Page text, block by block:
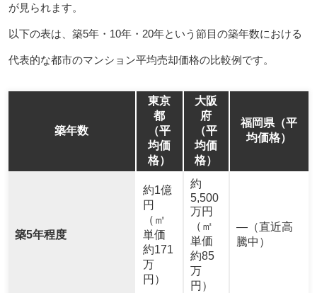
が見られます。
以下の表は、築5年・10年・20年という節目の築年数における
代表的な都市のマンション平均売却価格の比較例です。
築年数
東京
都
（平
均価
格）
大阪
府
（平
均価
格）
福岡県（平
均価格）
築5年程度
約1億
円
（㎡
単価
約171
万
円）
約
5,500
万円
（㎡
単価
約85
万
円）
―（直近高
騰中）